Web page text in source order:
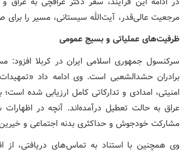
مرجعیت عالی‌قدر، آیت‌الله سیستانی، مسیر را برای
ظرفیت‌های عملیاتی و بسیج عمومی
سرکنسول جمهوری اسلامی ایران در کربلا
برادران حشدالشعبی است. وی ادامه داد
عراق به حالت تعطیل درآمده‌اند. آنچه در
مشارکت خودجوش و حداکثری بدنه اجتماعی و